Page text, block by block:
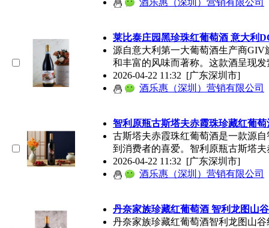
莱比泰庄园黑珍珠红葡萄酒 意大利
源自意大利第一大葡萄酒生产商GIV
和丰富的风味而著称。这款酒呈现发
2026-04-22 11:32 [广东深圳市]
酒乐惠（深圳）营销有限公司
智利原瓶古斯塔夫赤霞珠珍藏红葡萄
古斯塔夫赤霞珠红葡萄酒是一款源
到消费者的喜爱。智利原瓶古斯塔夫
2026-04-22 11:32 [广东深圳市]
酒乐惠（深圳）营销有限公司
丹奈家族珍藏红葡萄酒 智利龙图山
丹奈家族珍藏红葡萄酒智利龙图山